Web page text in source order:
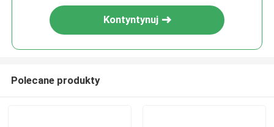
Kontyntynuj
Polecane produkty